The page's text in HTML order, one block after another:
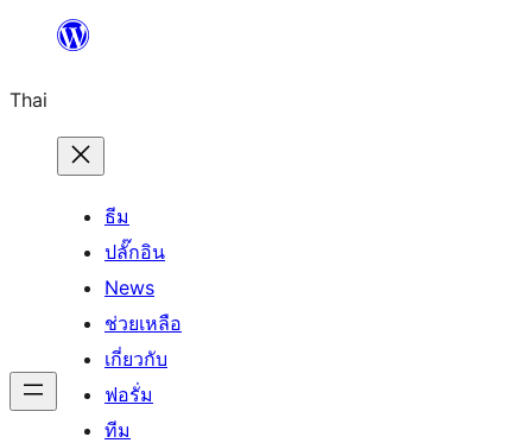
ยัง
เนื้อหา
Thai
ธีม
ปลั๊กอิน
News
ช่วยเหลือ
เกี่ยวกับ
ฟอรั่ม
ทีม